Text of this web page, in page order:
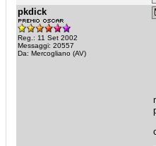
pkdick
Reg.: 11 Set 2002
Messaggi: 20557
Da: Mercogliano (AV)